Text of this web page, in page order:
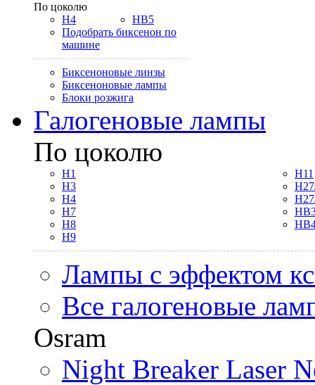
По цоколю
H4
HB5
Подобрать биксенон по
машине
Биксеноновые линзы
Биксеноновые лампы
Блоки розжига
Галогеновые лампы
По цоколю
H1
H3
H4
H7
H8
H9
H11
Лампы с эффектом
Все галогеновые
Osram
Night Breaker Laser